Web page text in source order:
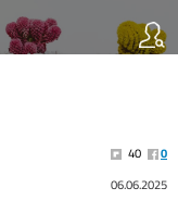
40
0
06.06.2025